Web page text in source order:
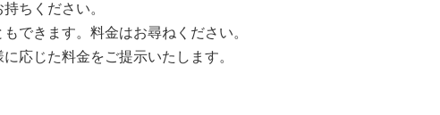
ちください。
できます。料金はお尋ねください。
応じた料金をご提示いたします。